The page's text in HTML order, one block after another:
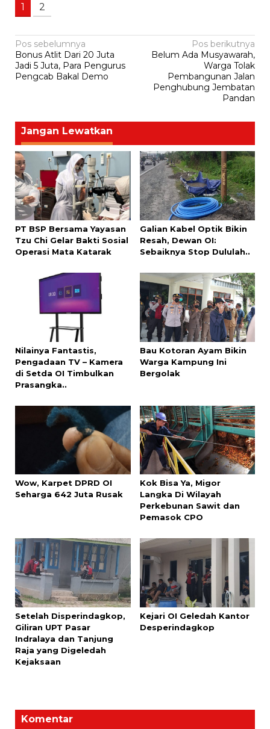
1 2
Navigasi
pos
Pos sebelumnya
Bonus Atlit Dari 20 Juta
Jadi 5 Juta, Para Pengurus
Pengcab Bakal Demo
Pos berikutnya
Belum Ada Musyawarah,
Warga Tolak
Pembangunan Jalan
Penghubung Jembatan
Pandan
Jangan Lewatkan
PT BSP Bersama Yayasan
Tzu Chi Gelar Bakti Sosial
Operasi Mata Katarak
Galian Kabel Optik Bikin
Resah, Dewan OI:
Sebaiknya Stop Dululah..
Nilainya Fantastis,
Pengadaan TV – Kamera
di Setda OI Timbulkan
Prasangka..
Bau Kotoran Ayam Bikin
Warga Kampung Ini
Bergolak
Wow, Karpet DPRD OI
Seharga 642 Juta Rusak
Kok Bisa Ya, Migor
Langka Di Wilayah
Perkebunan Sawit dan
Pemasok CPO
Setelah Disperindagkop,
Giliran UPT Pasar
Indralaya dan Tanjung
Raja yang Digeledah
Kejaksaan
Kejari OI Geledah Kantor
Desperindagkop
Komentar